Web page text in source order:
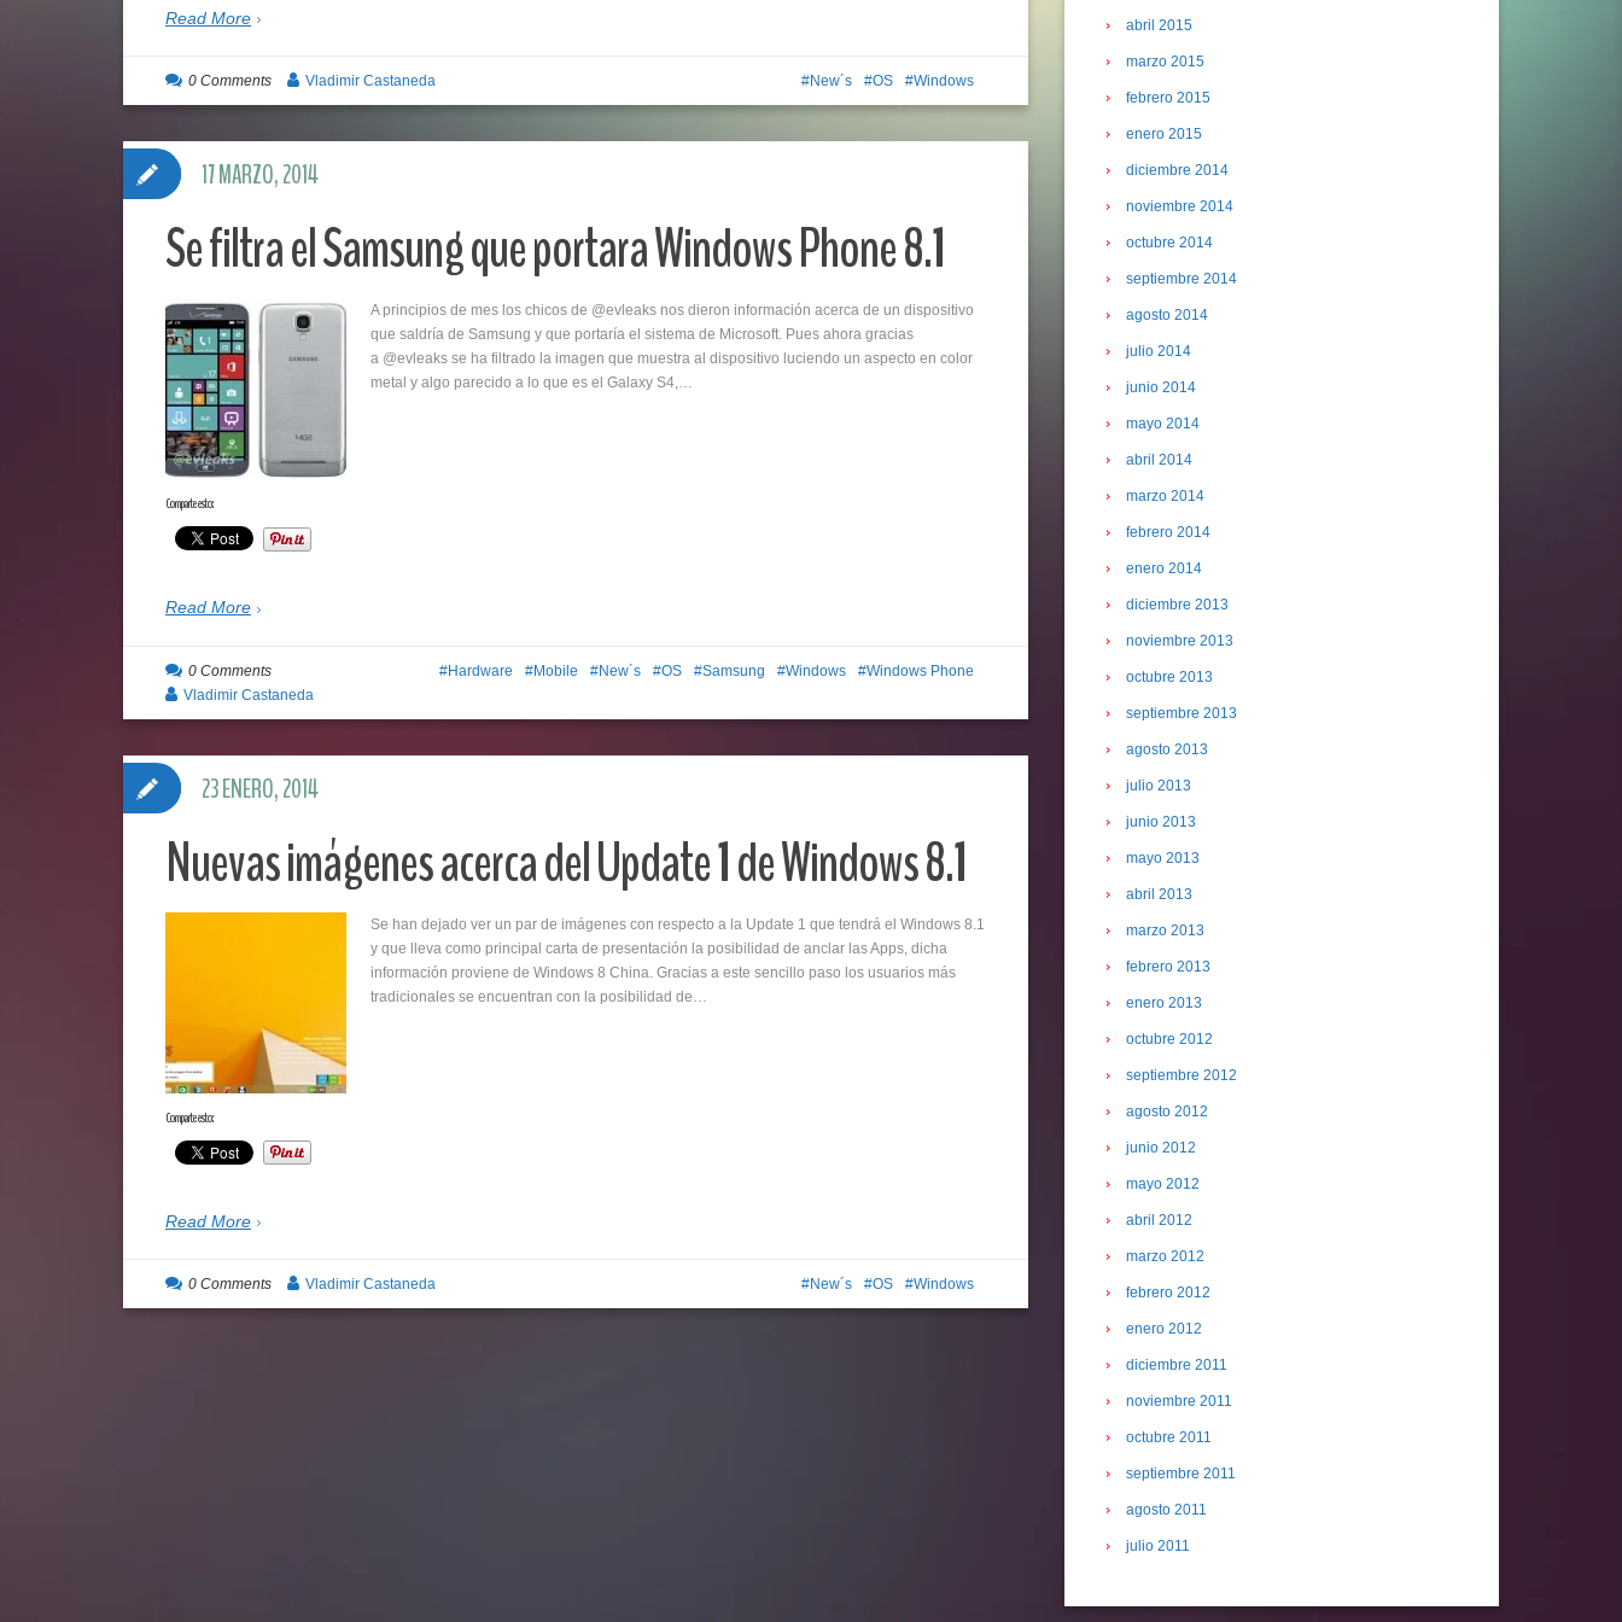
Read More
New´s OS Windows
0 Comments Vladimir Castaneda
Se filtra el Samsung que portara Windows Phone 8.1
A principios de mes los chicos de @evleaks nos dieron información acerca de un dispositivo
que saldría de Samsung y que portaría el sistema de Microsoft. Pues ahora gracias
a @evleaks se ha filtrado la imagen que muestra al dispositivo luciendo un aspecto en color
metal y algo parecido a lo que es el Galaxy S4,…
Comparte esto:
Read More
17 MARZO, 2014
Hardware Mobile New´s OS Samsung Windows Windows Phone
0 Comments
Vladimir Castaneda
Nuevas imágenes acerca del Update 1 de Windows 8.1
Se han dejado ver un par de imágenes con respecto a la Update 1 que tendrá el Windows 8.1
y que lleva como principal carta de presentación la posibilidad de anclar las Apps, dicha
información proviene de Windows 8 China. Gracias a este sencillo paso los usuarios más
tradicionales se encuentran con la posibilidad de…
Comparte esto:
Read More
23 ENERO, 2014
New´s OS Windows
0 Comments Vladimir Castaneda
abril 2015
marzo 2015
febrero 2015
enero 2015
diciembre 2014
noviembre 2014
octubre 2014
septiembre 2014
agosto 2014
julio 2014
junio 2014
mayo 2014
abril 2014
marzo 2014
febrero 2014
enero 2014
diciembre 2013
noviembre 2013
octubre 2013
septiembre 2013
agosto 2013
julio 2013
junio 2013
mayo 2013
abril 2013
marzo 2013
febrero 2013
enero 2013
octubre 2012
septiembre 2012
agosto 2012
junio 2012
mayo 2012
abril 2012
marzo 2012
febrero 2012
enero 2012
diciembre 2011
noviembre 2011
octubre 2011
septiembre 2011
agosto 2011
julio 2011